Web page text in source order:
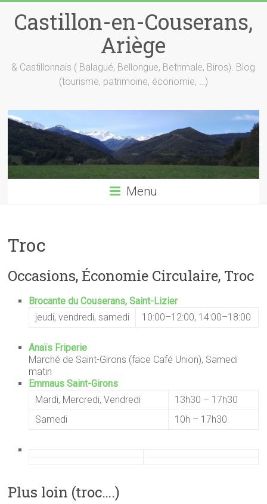
contentCastillon-en-Couserans,
Ariège
& Castillonnais ( Balagué, Bellongue, Bethmale, Biros). Blog
(tourisme, patrimoine, économie, …)
Menu
Troc
Occasions, Économie Circulaire, Troc
Brocante du Couserans, Saint-Lizier
jeudi, vendredi, samedi
10:00–12:00, 14:00–18:00
Anaïs Friperie
Marché de Saint-Girons (face Café Union), Samedi
matin
Emmaus Saint-Girons
Mardi, Mercredi, Vendredi
13h30 – 17h30
Samedi
10h – 17h30
Plus loin (troc….)